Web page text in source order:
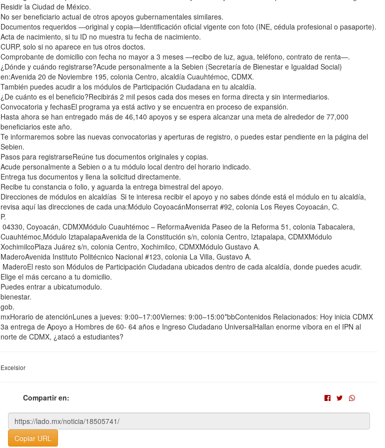
Residir la Ciudad de México.
No ser beneficiario actual de otros apoyos gubernamentales similares.
Documentos requeridos —original y copia—Identificación oficial vigente con foto (INE, cédula profesional o pasaporte).
Acta de nacimiento, si tu ID no muestra tu fecha de nacimiento.
CURP, solo si no aparece en tus otros doctos.
Comprobante de domicilio con fecha no mayor a 3 meses —recibo de luz, agua, teléfono, contrato de renta—.
¿Dónde y cuándo registrarse?Acude personalmente a la Sebien (Secretaría de Bienestar e Igualdad Social)
en:Avenida 20 de Noviembre 195, colonia Centro, alcaldía Cuauhtémoc, CDMX.
También puedes acudir a los módulos de Participación Ciudadana en tu alcaldía.
¿De cuánto es el beneficio?Recibirás 2 mil pesos cada dos meses en forma directa y sin intermediarios.
Convocatoria y fechasEl programa ya está activo y se encuentra en proceso de expansión.
Hasta ahora se han entregado más de 46,140 apoyos y se espera alcanzar una meta de alrededor de 77,000
beneficiarios este año.
Te informaremos sobre las nuevas convocatorias y aperturas de registro, o puedes estar pendiente en la página del
Sebien.
Pasos para registrarseReúne tus documentos originales y copias.
Acude personalmente a Sebien o a tu módulo local dentro del horario indicado.
Entrega tus documentos y llena la solicitud directamente.
Recibe tu constancia o folio, y aguarda la entrega bimestral del apoyo.
Direcciones de módulos en alcaldías Si te interesa recibir el apoyo y no sabes dónde está el módulo en tu alcaldía,
revisa aquí las direcciones de cada una:Módulo CoyoacánMonserrat #92, colonia Los Reyes Coyoacán, C.
P.
04330, Coyoacán, CDMXMódulo Cuauhtémoc – ReformaAvenida Paseo de la Reforma 51, colonia Tabacalera,
Cuauhtémoc,Módulo IztapalapaAvenida de la Constitución s/n, colonia Centro, Iztapalapa, CDMXMódulo
XochimilcoPlaza Juárez s/n, colonia Centro, Xochimilco, CDMXMódulo Gustavo A.
MaderoAvenida Instituto Politécnico Nacional #123, colonia La Villa, Gustavo A.
MaderoEl resto son Módulos de Participación Ciudadana ubicados dentro de cada alcaldía, donde puedes acudir.
Elige el más cercano a tu domicilio.
Puedes entrar a ubicatumodulo.
bienestar.
gob.
mxHorario de atenciónLunes a jueves: 9:00–17:00Viernes: 9:00–15:00*bbContenidos Relacionados: Hoy inicia CDMX
3a entrega de Apoyo a Hombres de 60- 64 años e Ingreso Ciudadano UniversalHallan enorme víbora en el IPN al
norte de CDMX, ¿atacó a estudiantes?
Excelsior
Compartir en:
Copiar URL